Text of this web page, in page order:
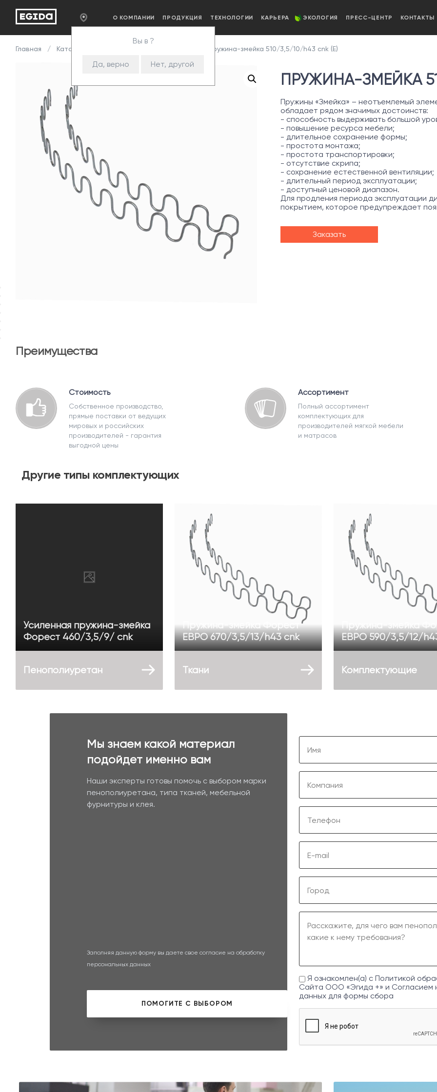
Вы в ?
Да, верно Нет, другой
О КОМПАНИИ ПРОДУКЦИЯ ТЕХНОЛОГИИ КАРЬЕРА ЭКОЛОГИЯ ПРЕСС-ЦЕНТР КОНТАКТЫ
Главная Каталог Пружина-змейка 510/3,5/10/h43 cnk (Е)
ПРУЖИНА-ЗМЕЙКА
Пружины «Змейка» – неотъемлемый
обладает рядом значимых достоинств:
- способность выдерживать большой
- повышение ресурса мебели;
- длительное сохранение формы;
- простота монтажа;
- простота транспортировки;
- отсутствие скрипа;
- сохранение естественной вентиляции;
- длительный период эксплуатации;
- доступный ценовой диапазон.
Для продления периода эксплуатации
покрытием, которое предупреждает
Заказать
Преимущества
Стоимость
Собственное производство,
прямые поставки от ведущих
мировых и российских
производителей - гарантия
выгодной цены
Ассортимент
Полный ассортимент
комплектующих для
производителей мягкой мебели
и матрасов
Другие типы комплектующих
Усиленная пружина-змейка
Форест 460/3,5/9/ cnk
Пружина-змейка Форест
ЕВРО 670/3,5/13/h43 cnk
Пружина-змейка
ЕВРО 590/3,5/12/
Пенополиуретан Ткани Комплектующие
Мы знаем какой материал
подойдет именно вам
Наши эксперты готовы помочь с выбором марки
пенополиуретана, типа тканей, мебельной
фурнитуры и клея.
Заполняя данную форму вы даете свое согласие на обработку
персональных данных
Я ознакомлен(а) с Политикой
Сайта ООО «Эгида +» и Согласием
данных для формы сбора